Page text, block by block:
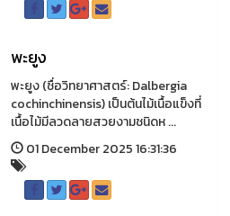
พะยูง
พะยูง (ชื่อวิทยาศาสตร์: Dalbergia
cochinchinensis) เป็นต้นไม้เนื้อแข็งที่
เนื้อไม้มีลวดลายสวยงามชนิดห ...
01 December 2025 16:31:36